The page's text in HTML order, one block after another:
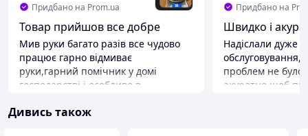
Придбано на Prom.ua
Товар прийшов все добре
Мив руки багато разів все чудово
працює гарно відмиває
руки,гарний помічник у домі
господарстві і особливо в
нічим не відмити від чорної і
Придбано на
Швидко і
Надіслали дуже
обслуговування,
проблем не
акуратно щоб
Дивись також